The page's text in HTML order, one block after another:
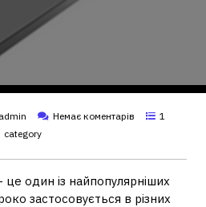
admin Немає коментарів
1
category
один із найпопулярніших
застосовується в різних